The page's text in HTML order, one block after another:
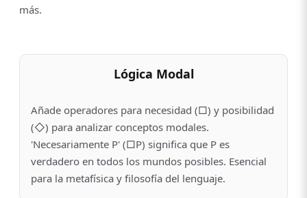
más.
Lógica Modal
Añade operadores para necesidad (□) y posibilidad
(◇) para analizar conceptos modales.
'Necesariamente P' (□P) significa que P es
verdadero en todos los mundos posibles. Esencial
para la metafísica y filosofía del lenguaje.